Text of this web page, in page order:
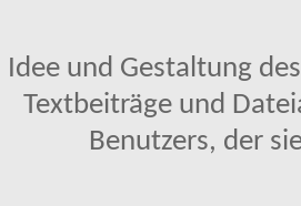
Idee und Gestaltung
Textbeiträge und
Benutzers, der